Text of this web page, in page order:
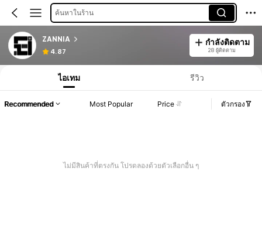
ค้นหาในร้าน
ZANNIA
4.87
กำลังติดตาม
28 ผู้ติดตาม
ไอเทม รีวิว
Recommended Most Popular Price ตัวกรอง
ไม่มีสินค้าที่ตรงกัน โปรดลองด้วยตัวเลือกอื่น ๆ